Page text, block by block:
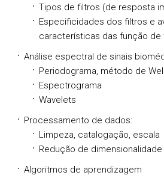
Tipos de filtros (de resposta
Especificidades dos filtros e
características das função de
Análise espectral de sinais
Periodograma, método de
Espectrograma
Wavelets
Processamento de dados:
Limpeza, catalogação, escala
Redução de dimensionalidade
Algoritmos de aprendizagem